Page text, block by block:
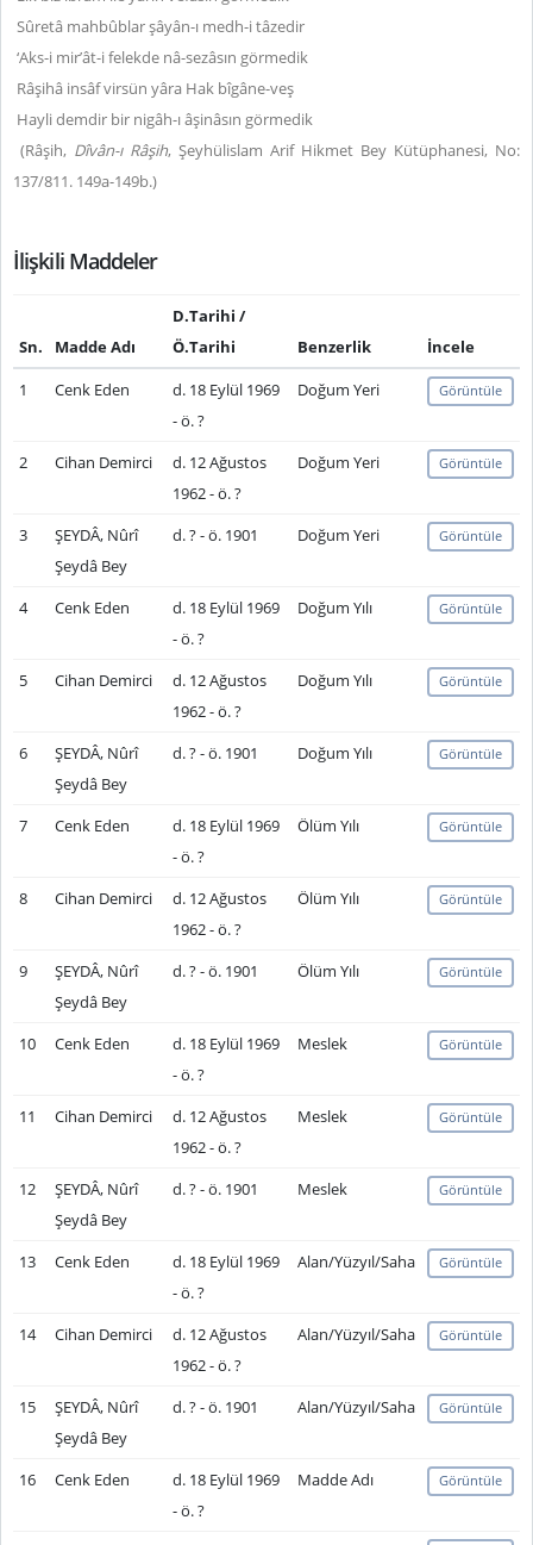
Sûretâ mahbûblar şâyân-ı medh-i tâzedir
‘Aks-i mir’ât-i felekde nâ-sezâsın görmedik
Râşihâ insâf virsün yâra Hak bîgâne-veş
Hayli demdir bir nigâh-ı âşinâsın görmedik
(Râşih, Dîvân-ı Râşih, Şeyhülislam Arif Hikmet Bey Kütüphanesi, No:
137/811. 149a-149b.)
İlişkili Maddeler
Sn. Madde Adı
D.Tarihi /
Ö.Tarihi
Benzerlik
İncele
1
Cenk Eden
d. 18 Eylül 1969
- ö. ?
Doğum Yeri Görüntüle
2 Cihan Demirci
d. 12 Ağustos
1962 - ö. ?
Doğum Yeri Görüntüle
3
ŞEYDÂ, Nûrî
Şeydâ Bey
d. ? - ö. 1901 Doğum Yeri Görüntüle
4 Cenk Eden
d. 18 Eylül 1969
- ö. ?
Doğum Yılı Görüntüle
5 Cihan Demirci
d. 12 Ağustos
1962 - ö. ?
Doğum Yılı Görüntüle
6
ŞEYDÂ, Nûrî
Şeydâ Bey
d. ? - ö. 1901 Doğum Yılı Görüntüle
7 Cenk Eden
d. 18 Eylül 1969
- ö. ?
Ölüm Yılı Görüntüle
8 Cihan Demirci
d. 12 Ağustos
1962 - ö. ?
Ölüm Yılı Görüntüle
9
ŞEYDÂ, Nûrî
Şeydâ Bey
d. ? - ö. 1901 Ölüm Yılı Görüntüle
10 Cenk Eden
d. 18 Eylül 1969
- ö. ?
Meslek Görüntüle
11 Cihan Demirci
d. 12 Ağustos
1962 - ö. ?
Meslek Görüntüle
12
ŞEYDÂ, Nûrî
Şeydâ Bey
d. ? - ö. 1901 Meslek Görüntüle
13 Cenk Eden
d. 18 Eylül 1969
- ö. ?
Alan/Yüzyıl/Saha Görüntüle
14 Cihan Demirci
d. 12 Ağustos
1962 - ö. ?
Alan/Yüzyıl/Saha Görüntüle
15
ŞEYDÂ, Nûrî
Şeydâ Bey
d. ? - ö. 1901 Alan/Yüzyıl/Saha Görüntüle
16 Cenk Eden
d. 18 Eylül 1969
- ö. ?
Madde Adı Görüntüle